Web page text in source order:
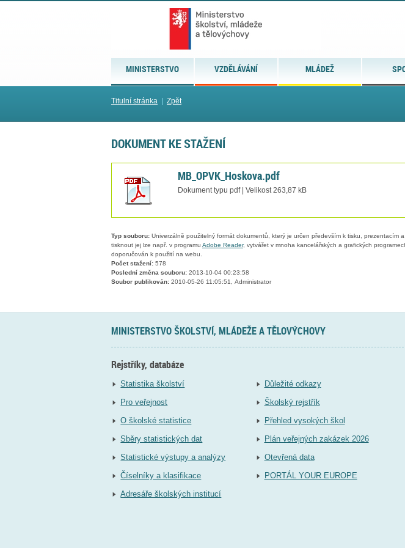
MINISTERSTVO VZDĚLÁVÁNÍ MLÁDEŽ
Titulní stránka Zpět
DOKUMENT KE STAŽENÍ
MB_OPVK_Hoskova.pdf
Dokument typu pdf | Velikost 263,87 kB
Typ souboru: Univerzálně použitelný formát dokumentů, který je určen především k tisku, prezentacím
tisknout jej lze např. v programu Adobe Reader, vytvářet v mnoha kancelářských a grafických
doporučován k použití na webu.
Počet stažení: 578
Poslední změna souboru: 2013-10-04 00:23:58
Soubor publikován: 2010-05-26 11:05:51, Administrator
MINISTERSTVO ŠKOLSTVÍ, MLÁDEŽE A TĚLOVÝCHOVY
Rejstříky, databáze
Statistika školství
Pro veřejnost
O školské statistice
Sběry statistických dat
Statistické výstupy a analýzy
Číselníky a klasifikace
Adresáře školských institucí
Důležité odkazy
Školský rejstřík
Přehled vysokých škol
Plán veřejných zakázek 2026
Otevřená data
PORTÁL YOUR EUROPE